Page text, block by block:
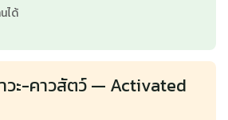
ได้
วะ-คาวสัตว์ — Activated